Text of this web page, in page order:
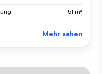
51 m²
Mehr sehen